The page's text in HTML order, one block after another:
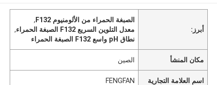
أبرز:
الصبغة الحمراء من الألومنيوم F132
,
معدل التلوين السريع F132 الصبغة الحمراء
,
نطاق pH واسع F132 الصبغة الحمراء
مكان المنشأ الصين
اسم العلامة التجارية FENGFAN